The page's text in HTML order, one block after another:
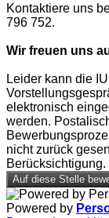
Kontaktiere uns
796 752.
Wir freuen uns
Leider kann die
elektronisch
werden.
nicht zurück
Berücksichtigung.
Auf diese Stelle
Powered by